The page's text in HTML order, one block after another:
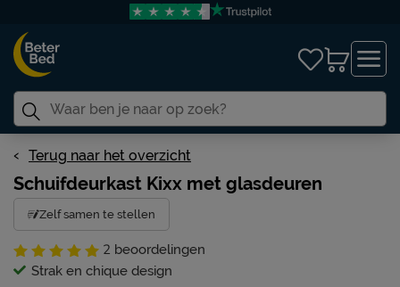
Terug naar het overzicht
Schuifdeurkast Kixx met glasdeuren
Zelf samen te stellen
2 beoordelingen
Strak en chique design